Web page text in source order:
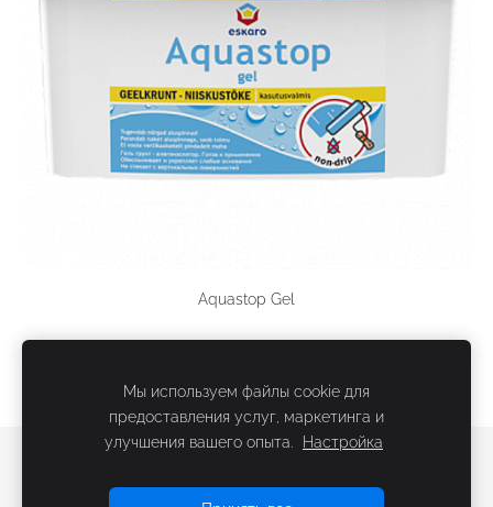
Aquastop Gel
Мы используем файлы cookie для
предоставления услуг, маркетинга и
улучшения вашего опыта.
Настройка